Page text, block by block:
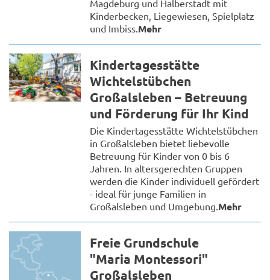
Magdeburg und Halberstadt mit
Kinderbecken, Liegewiesen, Spielplatz
und Imbiss.Mehr
Kindertagesstätte
Wichtelstübchen
Großalsleben – Betreuung
und Förderung für Ihr Kind
Die Kindertagesstätte Wichtelstübchen
in Großalsleben bietet liebevolle
Betreuung für Kinder von 0 bis 6
Jahren. In altersgerechten Gruppen
werden die Kinder individuell gefördert
- ideal für junge Familien in
Großalsleben und Umgebung.Mehr
Freie Grundschule
"Maria Montessori"
Großalsleben